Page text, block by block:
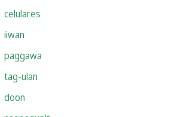
celulares
iiwan
paggawa
tag-ulan
doon